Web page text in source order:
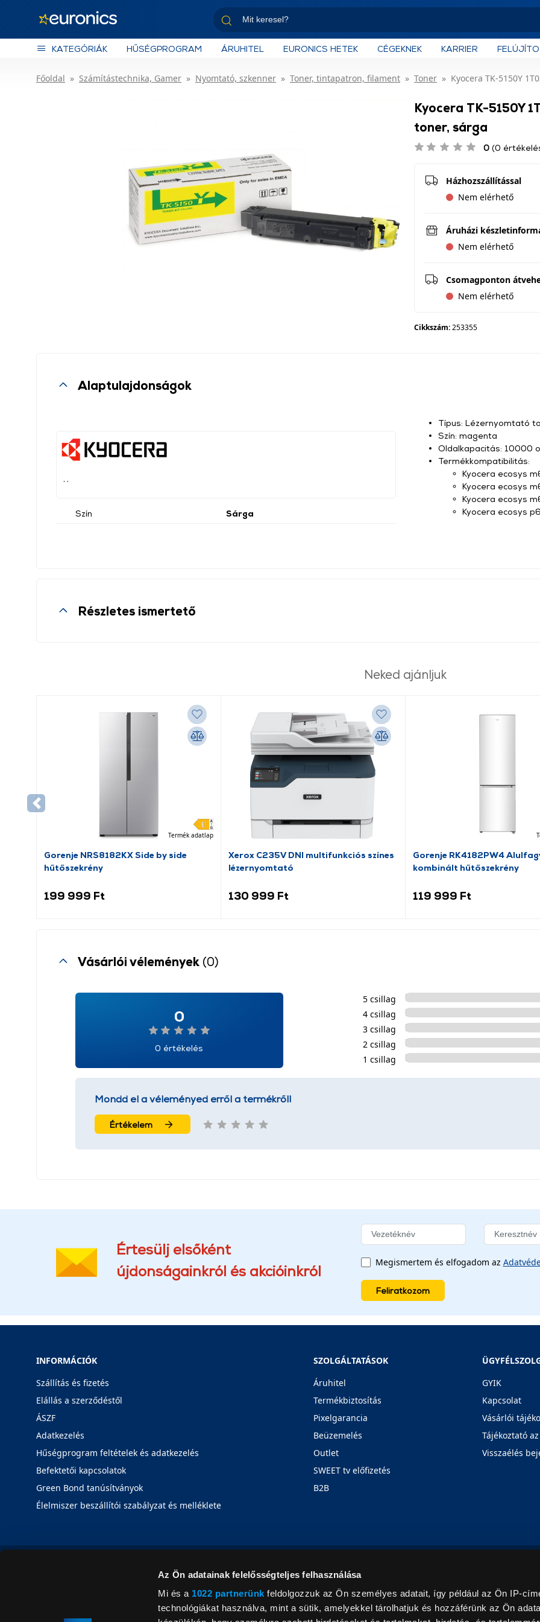
Az Ön adatainak felelősségteljes felhasználása
Mi és a 1022 partnerünk feldolgozzuk az Ön személyes adatait, így például az Ön IP-
technológiákat használva, mint a sütik, amelyekkel tárolhatjuk és hozzáférünk az Ön
KATEGÓRIÁK HŰSÉGPROGRAM ÁRUHITEL EURONICS HETEK CÉGEKNEK KARRIER
Főoldal Számítástechnika, Gamer Nyomtató, szkenner Toner, tintapatron, filament Toner Kyocera TK-5150Y
Kyocera TK-5150Y
toner, sárga
0 (0
Házhozszállítással
Nem elérhető
Áruházi
Nem elérhető
Csomagponton
Nem elérhető
Cikkszám:253355
Alaptulajdonságok
Szín Sárga
Típus: Lézernyomtató
Szín: magenta
Oldalkapacitás: 10000
Termékkompatibilitás:
Kyocera ecosys
Kyocera ecosys
Kyocera ecosys
Kyocera ecosys
Részletes ismertető
Neked ajánljuk
Termék adatlap
Gorenje NRS8182KX Side by side
hűtőszekrény
199 999 Ft
Xerox C235V DNI multifunkciós színes
lézernyomtató
130 999 Ft
Gorenje RK4182PW4
kombinált hűtőszekrény
119 999 Ft
Vásárlói vélemények (0)
0
0 értékelés
5 csillag
4 csillag
3 csillag
2 csillag
1 csillag
Mondd el a véleményed erről a termékről!
Értékelem
Értesülj elsőként
újdonságainkról és akcióinkról
Megismertem és elfogadom az
Feliratkozom
INFORMÁCIÓK
Szállítás és fizetés
Elállás a szerződéstől
ÁSZF
Adatkezelés
Hűségprogram feltételek és adatkezelés
Befektetői kapcsolatok
Green Bond tanúsítványok
Élelmiszer beszállítói szabályzat és melléklete
SZOLGÁLTATÁSOK
Áruhitel
Termékbiztosítás
Pixelgarancia
Beüzemelés
Outlet
SWEET tv előfizetés
B2B
GYIK
Kapcsolat
Vásárlói
Tájékoztató
Visszaélés